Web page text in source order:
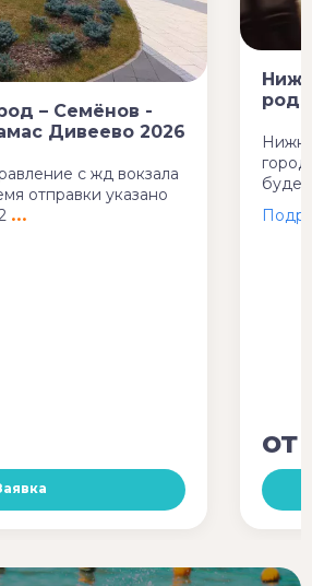
– Семёнов -
Дивеево 2026
с жд вокзала
отправки указано
от